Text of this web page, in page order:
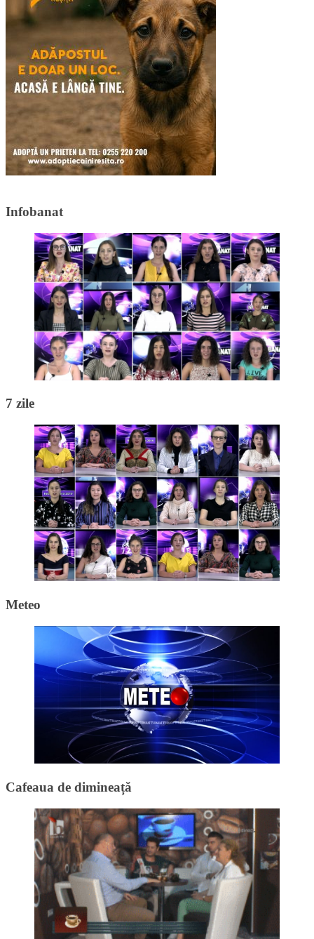
Infobanat
7 zile
Meteo
Cafeaua de dimineață